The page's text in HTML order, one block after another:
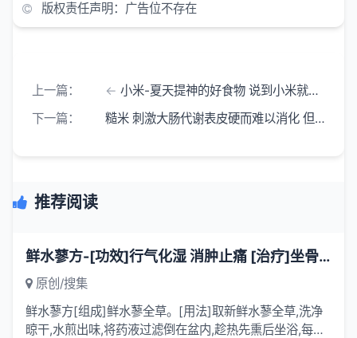
版权责任声明：广告位不存在
上一篇：
小米-夏天提神的好食物 说到小米就会想到小鸟身体那么小的小鸟吃了小米
下一篇：
糙米 刺激大肠代谢表皮硬而难以消化 但其硬皮可以刺激弛缓了的肠壁神经
推荐阅读
鲜水蓼方-[功效]行气化湿 消肿止痛 [治疗]坐骨臀肌滑囊炎(坐骨滑膜囊肿)-一味药方
原创/搜集
鲜水蓼方[组成]鲜水蓼全草。[用法]取新鲜水蓼全草,洗净
晾干,水煎出味,将药液过滤倒在盆内,趁热先熏后坐浴,每天